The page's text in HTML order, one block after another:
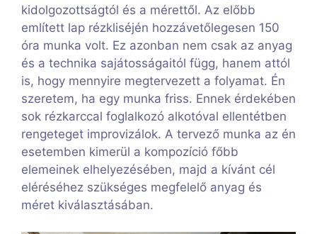
kidolgozottságtól és a mérettől. Az előbb
említett lap rézkliséjén hozzávetőlegesen 150
óra munka volt. Ez azonban nem csak az anyag
és a technika sajátosságaitól függ, hanem attól
is, hogy mennyire megtervezett a folyamat. Én
szeretem, ha egy munka friss. Ennek érdekében
sok rézkarccal foglalkozó alkotóval ellentétben
rengeteget improvizálok. A tervező munka az én
esetemben kimerül a kompozíció főbb
elemeinek elhelyezésében, majd a kívánt cél
eléréséhez szükséges megfelelő anyag és
méret kiválasztásában.